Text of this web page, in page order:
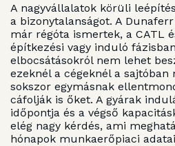
A nagyvállalatok körüli
a bizonytalanságot. A
már régóta ismertek, a CATL
építkezési vagy induló
elbocsátásokról nem lehet
ezeknél a cégeknél a
sokszor egymásnak
cáfolják is őket. A gyárak
időpontja és a végső
elég nagy kérdés, ami
hónapok munkaerőpiaci